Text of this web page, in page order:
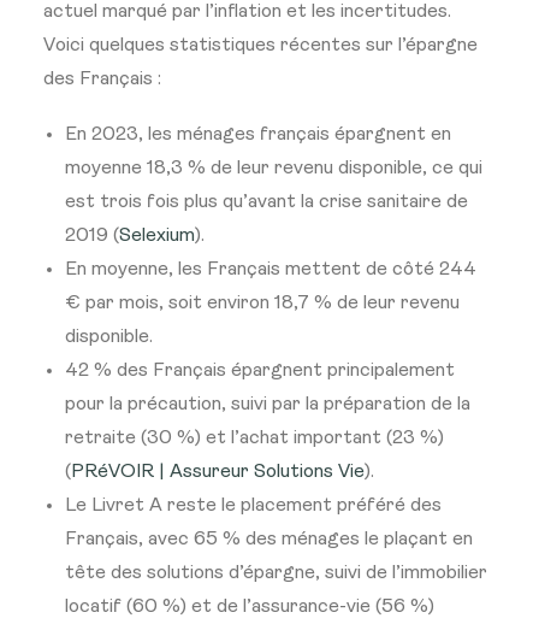
actuel marqué par l’inflation et les incertitudes.
Voici quelques statistiques récentes sur l’épargne
des Français :
En 2023, les ménages français épargnent en
moyenne 18,3 % de leur revenu disponible, ce qui
est trois fois plus qu’avant la crise sanitaire de
2019​ (Selexium)​.
En moyenne, les Français mettent de côté 244
€ par mois, soit environ 18,7 % de leur revenu
disponible​​.
42 % des Français épargnent principalement
pour la précaution, suivi par la préparation de la
retraite (30 %) et l’achat important (23 %)​
( PRéVOIR | Assureur Solutions Vie)​.
Le Livret A reste le placement préféré des
Français, avec 65 % des ménages le plaçant en
tête des solutions d’épargne, suivi de l’immobilier
locatif (60 %) et de l’assurance-vie (56 %)​